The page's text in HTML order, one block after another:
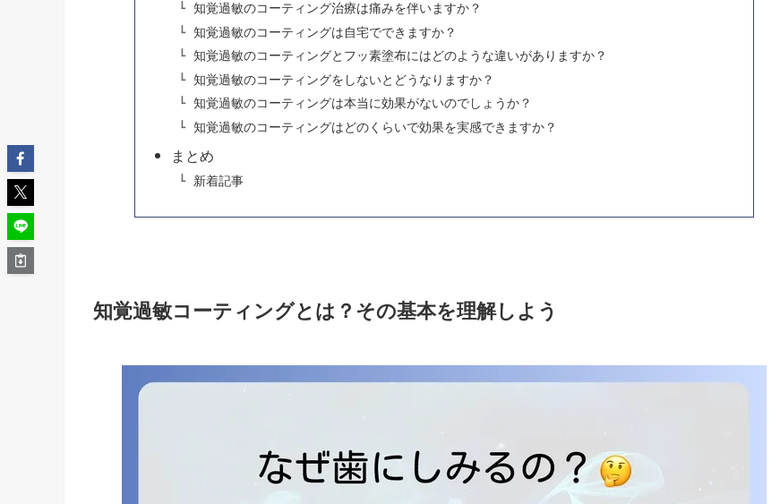
知覚過敏のコーティング治療は痛みを伴いますか？
知覚過敏のコーティングは自宅でできますか？
知覚過敏のコーティングとフッ素塗布にはどのような違いがありますか？
知覚過敏のコーティングをしないとどうなりますか？
知覚過敏のコーティングは本当に効果がないのでしょうか？
知覚過敏のコーティングはどのくらいで効果を実感できますか？
まとめ
新着記事
知覚過敏コーティングとは？その基本を理解しよう